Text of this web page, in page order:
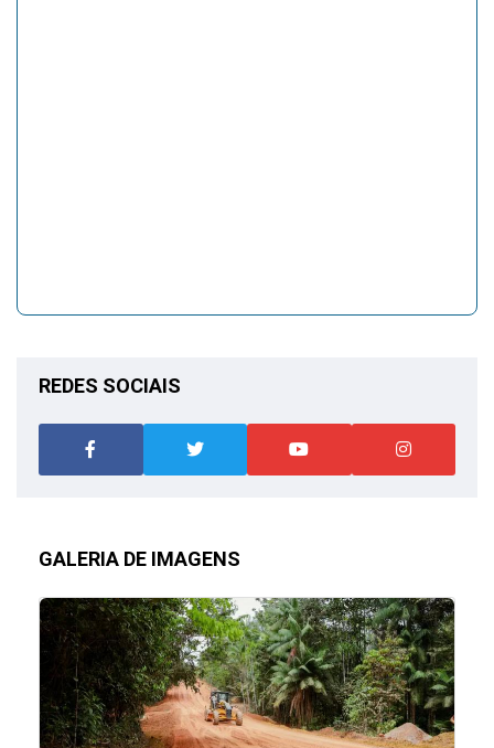
REDES SOCIAIS
GALERIA DE IMAGENS